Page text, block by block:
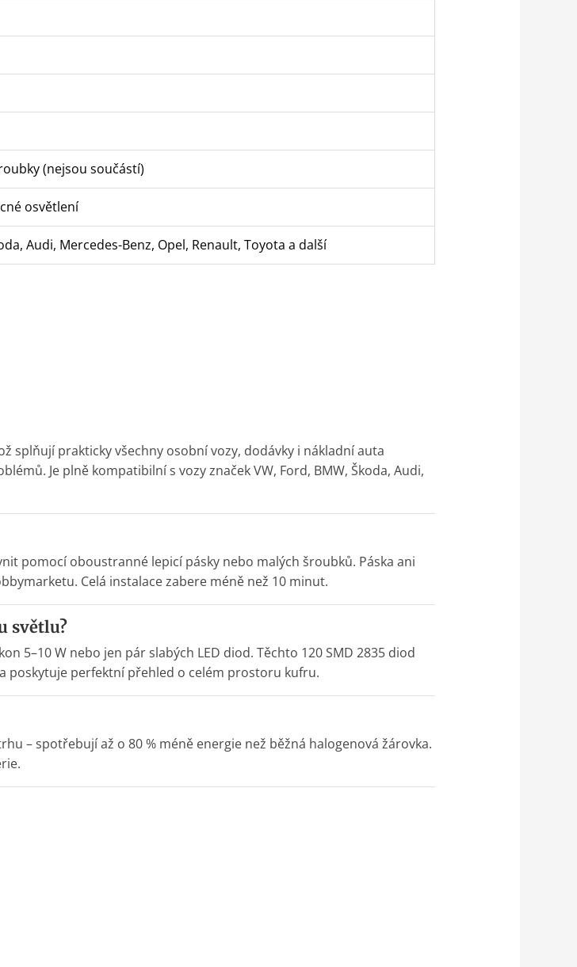
(nejsou součástí)
osvětlení
Audi, Mercedes-Benz, Opel, Renault, Toyota a další
splňují prakticky všechny osobní vozy, dodávky i nákladní auta
Je plně kompatibilní s vozy značek VW, Ford, BMW, Škoda, Audi,
pomocí oboustranné lepicí pásky nebo malých šroubků. Páska ani
Celá instalace zabere méně než 10 minut.
světlu?
5–10 W nebo jen pár slabých LED diod. Těchto 120 SMD 2835 diod
poskytuje perfektní přehled o celém prostoru kufru.
– spotřebují až o 80 % méně energie než běžná halogenová žárovka.